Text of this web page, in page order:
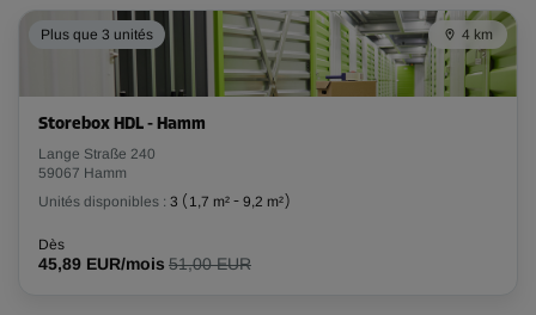
Plus que 3 unités 4 km
Storebox HDL - Hamm
Lange Straße 240
59067 Hamm
Unités disponibles : 3 ( 1,7 m² - 9,2 m²)
Dès
45,89 EUR/mois 51,00 EUR